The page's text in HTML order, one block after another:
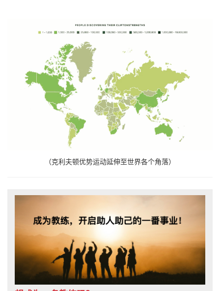
（克利夫顿优势运动延伸至世界各个角落）